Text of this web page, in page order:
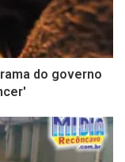
do governo